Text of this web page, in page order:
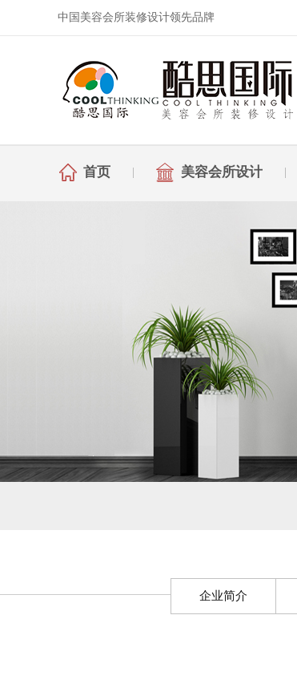
中国美容会所装修设计领先品牌
首页 美容会所设计
企业简介